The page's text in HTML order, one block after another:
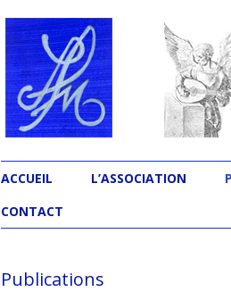
Revue Souffles
L'association Les Ecrivains
ACCUEIL L’ASSOCIATION
CONTACT
Publications